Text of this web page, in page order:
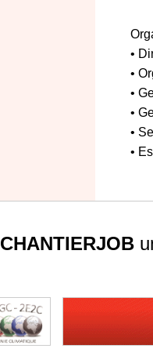
•
•
•
•
•
•
CHANTIERJOB